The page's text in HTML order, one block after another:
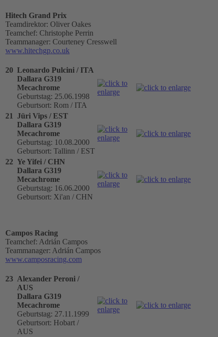
Hitech Grand Prix
Teamdirektor: Oliver Oakes
Teamchef: Christophe Perrin
Teammanager: Courteney Cresswell
www.hitechgp.co.uk
20 Leonardo Pulcini / ITA
Dallara G319
Mecachrome
Geburtstag: 25.06.1998
Geburtsort: Rom / ITA
21
Jüri Vips / EST
Dallara G319
Mecachrome
Geburtstag: 10.08.2000
Geburtsort: Tallinn / EST
22 Ye Yifei / CHN
Dallara G319
Mecachrome
Geburtstag: 16.06.2000
Geburtsort: Xi'an / CHN
Campos Racing
Teamchef: Adrián Campos
Teammanager: Adrián Campos
www.camposracing.com
23 Alexander Peroni /
AUS
Dallara G319
Mecachrome
Geburtstag: 27.11.1999
Geburtsort: Hobart /
AUS